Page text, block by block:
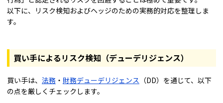
以下に、リスク検知およびヘッジのための実務的対応を整理しま
す。
買い手によるリスク検知（デューデリジェンス）
買い手は、 法務 ・ 財務デューデリジェンス （DD）を通じて、以下
の点を厳しくチェックします。